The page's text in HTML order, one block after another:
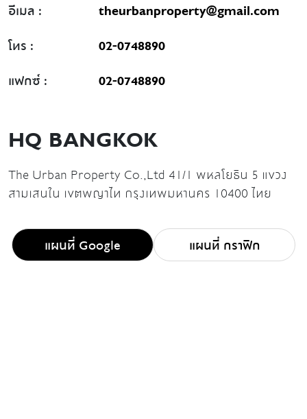
อีเมล :
theurbanproperty@gmail.com
โทร :
02-0748890
แฟกซ์ :
02-0748890
HQ BANGKOK
The Urban Property Co.,Ltd 41/1 พหลโยธิน 5 แขวง
สามเสนใน เขตพญาไท กรุงเทพมหานคร 10400 ไทย
แผนที่ Google แผนที่ กราฟิก